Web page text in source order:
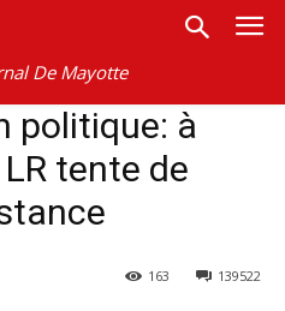
De Mayotte
politique: à
tente de
139522
163